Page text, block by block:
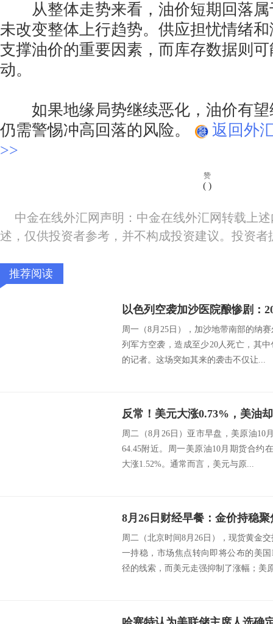
从整体走势来看，油价短期回落属
未改变整体上行趋势。供应担忧情绪
支撑油价的重要因素，而库存数据则
动。
如果地缘局势继续恶化，油价有望
仍需警惕冲高回落的风险。
返回外
>>
赞
( )
中金在线外汇网声明：中金在线外汇网转载上
述，仅供投资者参考，并不构成投资建议。投资
推荐阅读
周一（8月25日），加沙地带南部的纳赛
列军方空袭，造成至少20人死亡，其
的记者。这场突如其来的袭击不仅让...
反常！美元大涨0.73%，美油
周二（8月26日）亚市早盘，美原油10
64.45附近。周一美原油10月期货合约
大涨1.52%。通常而言，美元与原...
周二（北京时间8月26日），现货黄金
一持稳，市场焦点转向即将公布的美
径的线索，而美元走强抑制了涨幅；美